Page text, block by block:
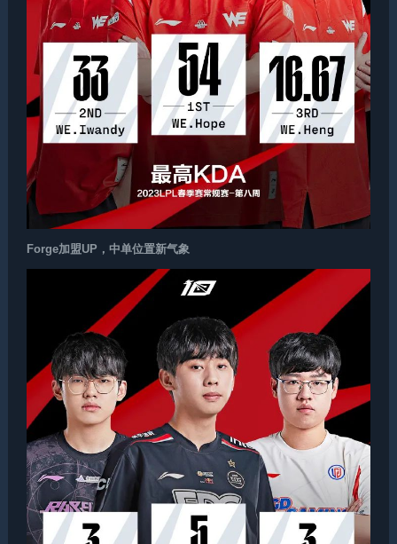
Forge加盟UP，中单位置新气象